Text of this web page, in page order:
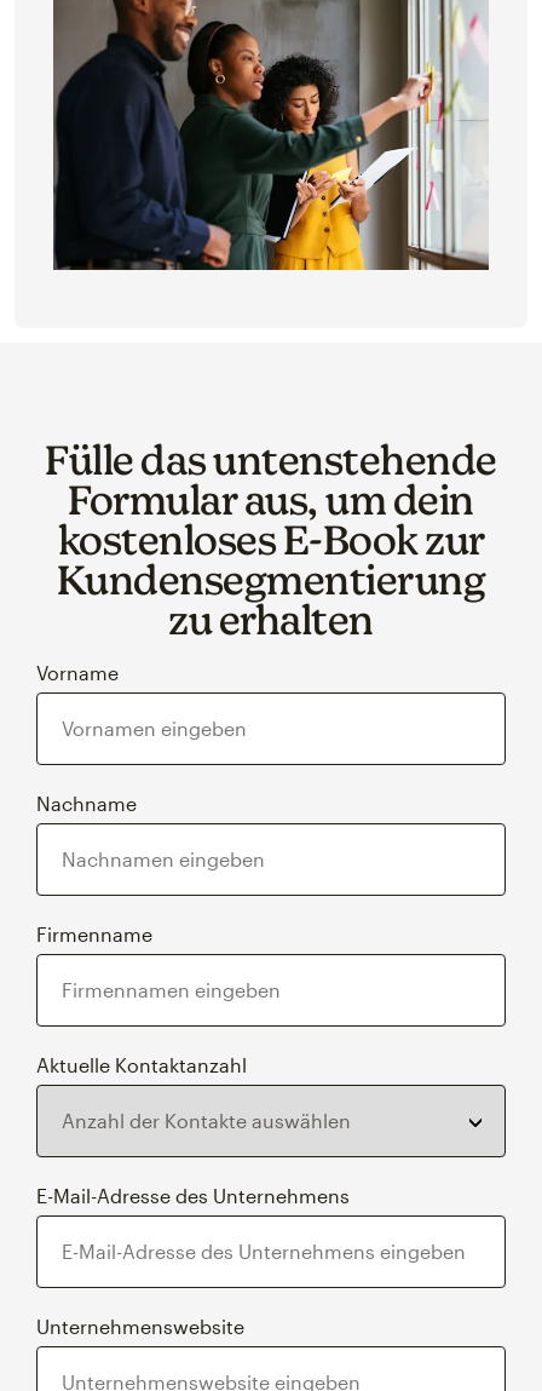
Fülle das untenstehende
Formular aus, um dein
kostenloses E‑Book zur
Kundensegmentierung
zu erhalten
Vorname
Nachname
Firmenname
Aktuelle Kontaktanzahl
E-Mail-Adresse des Unternehmens
Unternehmenswebsite